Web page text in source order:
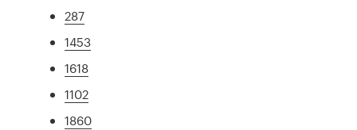
287
1453
1618
1102
1860